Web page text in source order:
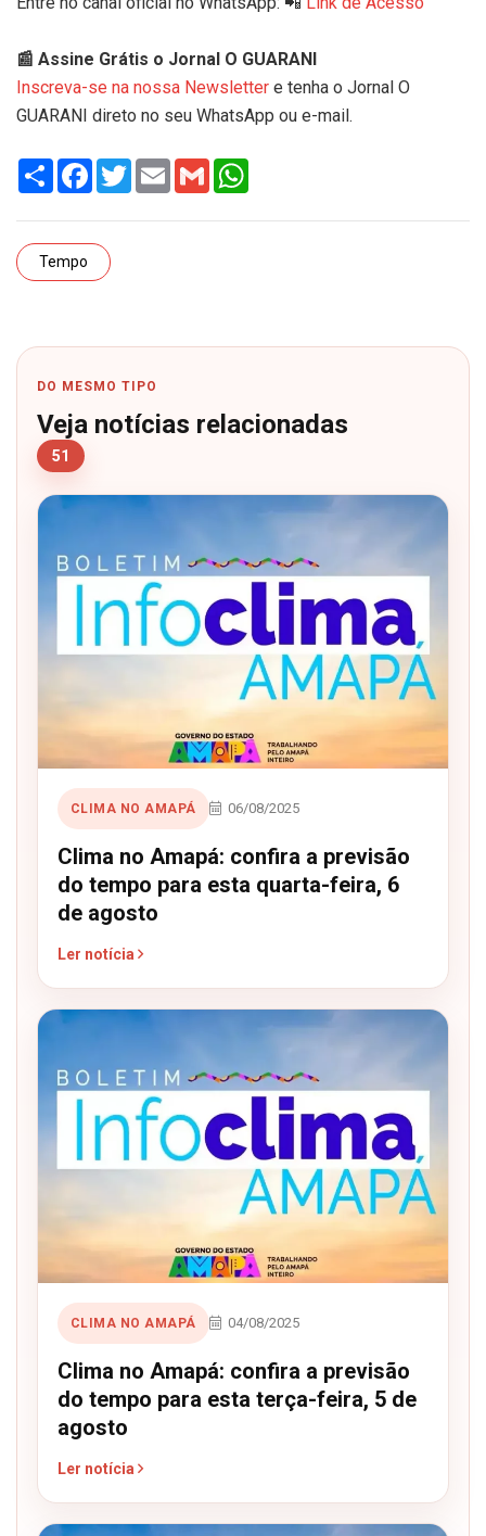
📰 Assine Grátis o Jornal O GUARANI
Inscreva-se na nossa Newsletter e tenha o Jornal O
GUARANI direto no seu WhatsApp ou e-mail.
Share Facebook
TwitterEmail Gmail
Tempo
DO MESMO TIPO
Veja notícias relacionadas
51
CLIMA NO AMAPÁ 06/08/2025
Clima no Amapá: confira a previsão
do tempo para esta quarta-feira, 6
de agosto
Ler notícia
CLIMA NO AMAPÁ 04/08/2025
Clima no Amapá: confira a previsão
do tempo para esta terça-feira, 5 de
agosto
Ler notícia